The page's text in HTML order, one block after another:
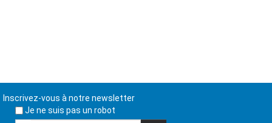
Inscrivez-vous à notre newsletter
Je ne suis pas un robot